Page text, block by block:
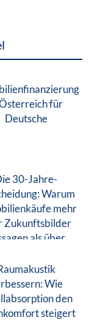
für
Deutsche
30-Jahre-
Warum
mehr
Zukunftsbilder
als über
Wie
den
steigert